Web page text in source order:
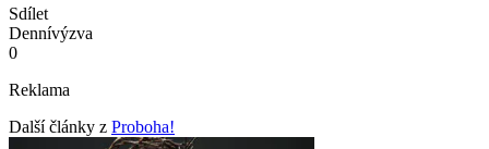
Sdílet
Dennívýzva
0
Reklama
Další články z Proboha!